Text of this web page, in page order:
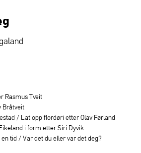
Rasmus Tveit
Bråtveit
/ Lat opp flordøri etter Olav Førland
i form etter Siri Dyvik
tid / Var det du eller var det deg?